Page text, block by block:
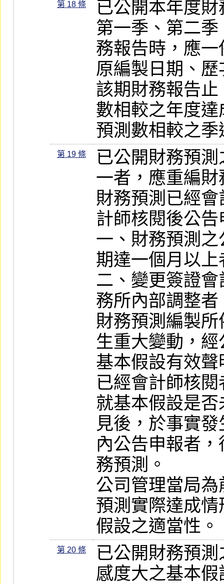
第 18 條
已公開本年度
第一季、第二
務報告時，應
原編製日期、
該期財務報告
數相較之年度
預測數相較之季
第 19 條
已公開財務預
一者，應重編
財務預測已經
計師核閱後公告
一、財務預測
期達一個月以上
二、變更簽證
務所內部調整
財務預測編製
生重大變動，
基本假設有效
已經會計師核
就基本假設是
見後，於事實
內公告申報者
務預測。
公司管理當局
預測實際達成
假設之適當性。
第 20 條
已公開財務預
感度大之基本